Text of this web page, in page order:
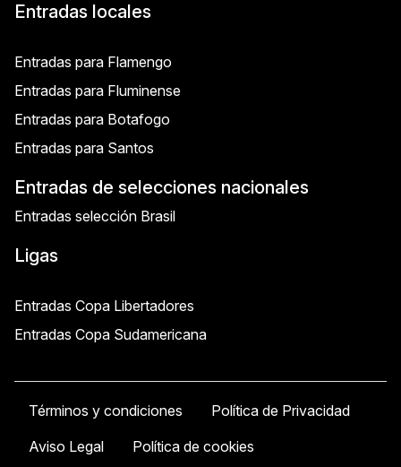
Entradas locales
Entradas para Flamengo
Entradas para Fluminense
Entradas para Botafogo
Entradas para Santos
Entradas de selecciones nacionales
Entradas selección Brasil
Ligas
Entradas Copa Libertadores
Entradas Copa Sudamericana
Términos y condiciones
Política de Privacidad
Aviso Legal
Política de cookies